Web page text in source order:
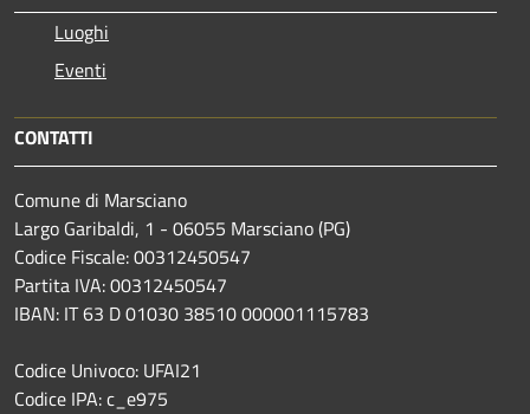
Luoghi
Eventi
CONTATTI
Comune di Marsciano
Largo Garibaldi, 1 - 06055 Marsciano (PG)
Codice Fiscale: 00312450547
Partita IVA: 00312450547
IBAN: IT 63 D 01030 38510 000001115783
Codice Univoco: UFAI21
Codice IPA: c_e975